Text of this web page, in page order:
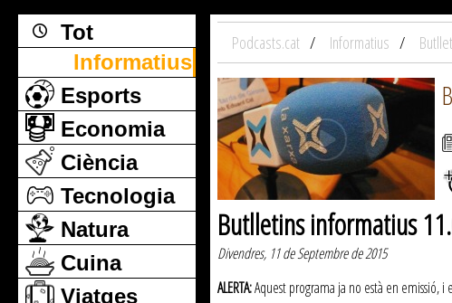
Tot
Informatius
Esports
Economia
Ciència
Tecnologia
Natura
Cuina
Viatges
Podcasts.cat Informatius
Butlletins informatius
Divendres, 11 de Septembre de 2015
ALERTA:Aquest programa ja no està en emissió,